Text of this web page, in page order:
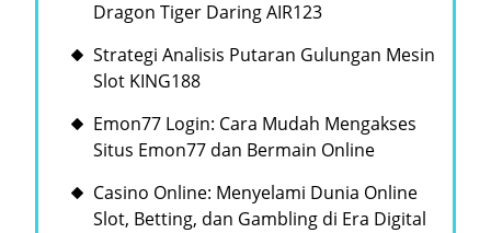
Dragon Tiger Daring AIR123
Strategi Analisis Putaran Gulungan Mesin
Slot KING188
Emon77 Login: Cara Mudah Mengakses
Situs Emon77 dan Bermain Online
Casino Online: Menyelami Dunia Online
Slot, Betting, dan Gambling di Era Digital